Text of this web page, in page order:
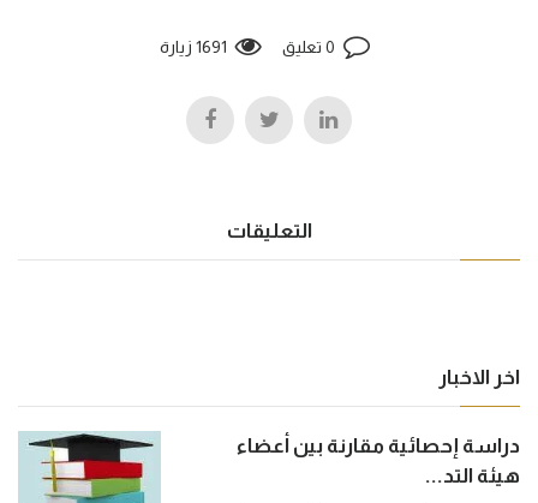
0 تعليق 1691 زيارة
التعليقات
اخر الاخبار
دراسة إحصائية مقارنة بين أعضاء
هيئة التد...